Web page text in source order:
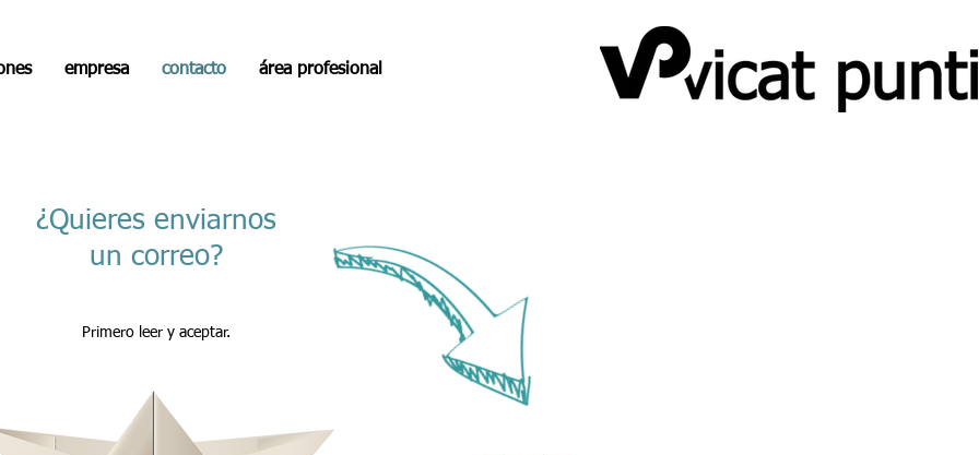
empresa contacto área profesional
¿Quieres enviarnos
un correo?
Primero leer y aceptar.